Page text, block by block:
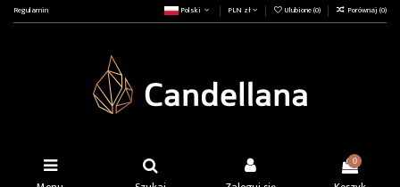
Regulamin Polski PLN zł Ulubione (0) Porównaj (0)
0